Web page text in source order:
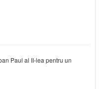
Paul al II-lea pentru un